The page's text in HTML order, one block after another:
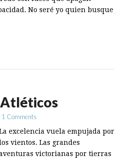
No seré yo quien busque
Atléticos
1 Comments
excelencia vuela empujada por
vientos. Las grandes
victorianas por tierras